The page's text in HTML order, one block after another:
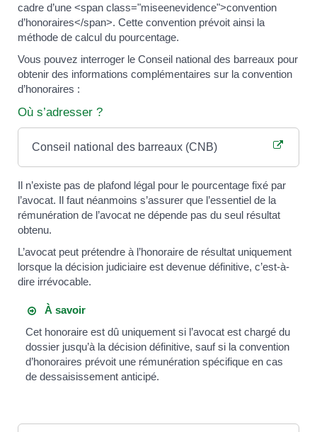
cadre d’une <span class="miseenevidence">convention
d’honoraires</span>. Cette convention prévoit ainsi la
méthode de calcul du pourcentage.
Vous pouvez interroger le Conseil national des barreaux pour
obtenir des informations complémentaires sur la convention
d’honoraires :
Où s’adresser ?
Conseil national des barreaux (CNB)
Il n’existe pas de plafond légal pour le pourcentage fixé par
l’avocat. Il faut néanmoins s’assurer que l’essentiel de la
rémunération de l’avocat ne dépende pas du seul résultat
obtenu.
L’avocat peut prétendre à l’honoraire de résultat uniquement
lorsque la décision judiciaire est devenue définitive, c’est-à-
dire irrévocable.
À savoir
Cet honoraire est dû uniquement si l’avocat est chargé du
dossier jusqu’à la décision définitive, sauf si la convention
d’honoraires prévoit une rémunération spécifique en cas
de dessaisissement anticipé.